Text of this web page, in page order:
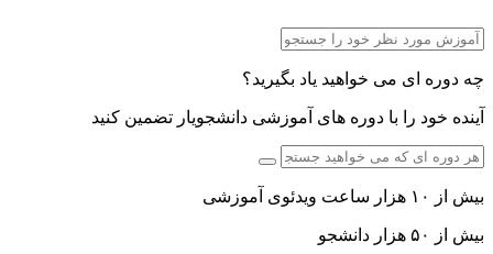
چه دوره ای می خواهید یاد بگیرید؟
آینده خود را با دوره های آموزشی دانشجویار تضمین کنید
بیش از ۱۰ هزار ساعت ویدئوی آموزشی
بیش از ۵۰ هزار دانشجو